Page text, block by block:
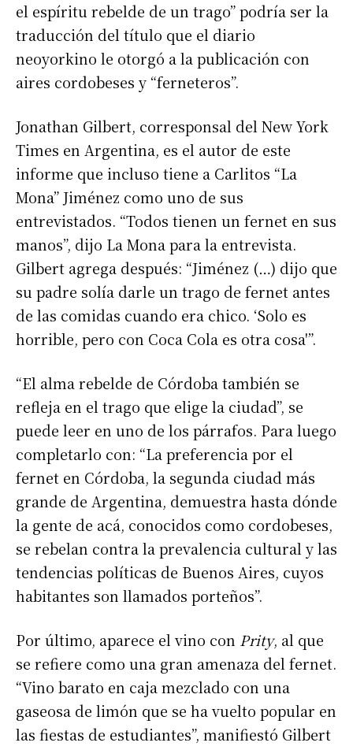
el espíritu rebelde de un trago” podría ser la
traducción del título que el diario
neoyorkino le otorgó a la publicación con
aires cordobeses y “ferneteros”.
Jonathan Gilbert, corresponsal del New York
Times en Argentina, es el autor de este
informe que incluso tiene a Carlitos “La
Mona” Jiménez como uno de sus
entrevistados. “Todos tienen un fernet en sus
manos”, dijo La Mona para la entrevista.
Gilbert agrega después: “Jiménez (…) dijo que
su padre solía darle un trago de fernet antes
de las comidas cuando era chico. ‘Solo es
horrible, pero con Coca Cola es otra cosa'”.
“El alma rebelde de Córdoba también se
refleja en el trago que elige la ciudad”, se
puede leer en uno de los párrafos. Para luego
completarlo con: “La preferencia por el
fernet en Córdoba, la segunda ciudad más
grande de Argentina, demuestra hasta dónde
la gente de acá, conocidos como cordobeses,
se rebelan contra la prevalencia cultural y las
tendencias políticas de Buenos Aires, cuyos
habitantes son llamados porteños”.
Por último, aparece el vino con Prity, al que
se refiere como una gran amenaza del fernet.
“Vino barato en caja mezclado con una
gaseosa de limón que se ha vuelto popular en
las fiestas de estudiantes”, manifiestó Gilbert